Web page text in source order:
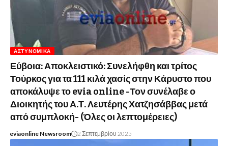
ΑΣΤΥΝΟΜΙΚΆ
Εύβοια: Αποκλειστικό: Συνελήφθη και τρίτος
Τούρκος για τα 111 κιλά χασίς στην Κάρυστο που
αποκάλυψε το evia online -Τον συνέλαβε ο
Διοικητής του Α.Τ. Λευτέρης Χατζησάββας μετά
από συμπλοκή- (Όλες οι λεπτομέρειες)
eviaonline Newsroom 2 Σεπτεμβρίου 2025